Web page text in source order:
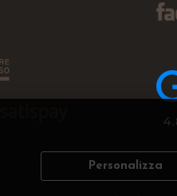
Personalizza